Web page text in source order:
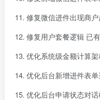
修复微信进件出现商
修复用户套餐逻辑 已
优化系统级金额计算
优化后台新增进件表
优化后台申请状态对